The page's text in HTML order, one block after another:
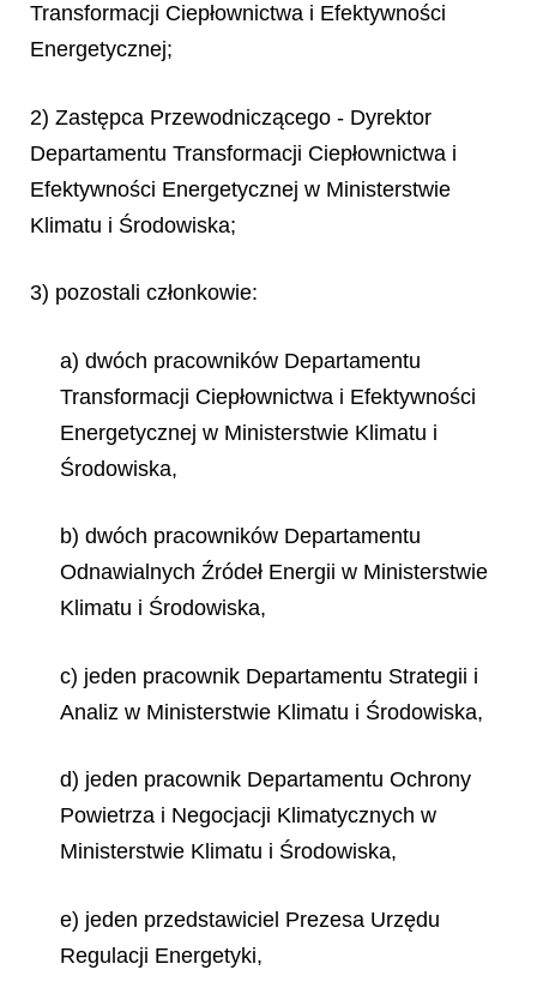
Transformacji Ciepłownictwa i Efektywności
Energetycznej;
2) Zastępca Przewodniczącego - Dyrektor
Departamentu Transformacji Ciepłownictwa i
Efektywności Energetycznej w Ministerstwie
Klimatu i Środowiska;
3) pozostali członkowie:
a) dwóch pracowników Departamentu
Transformacji Ciepłownictwa i Efektywności
Energetycznej w Ministerstwie Klimatu i
Środowiska,
b) dwóch pracowników Departamentu
Odnawialnych Źródeł Energii w Ministerstwie
Klimatu i Środowiska,
c) jeden pracownik Departamentu Strategii i
Analiz w Ministerstwie Klimatu i Środowiska,
d) jeden pracownik Departamentu Ochrony
Powietrza i Negocjacji Klimatycznych w
Ministerstwie Klimatu i Środowiska,
e) jeden przedstawiciel Prezesa Urzędu
Regulacji Energetyki,